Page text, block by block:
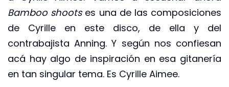
Bamboo shoots es una de las composiciones
de Cyrille en este disco, de ella y del
contrabajista Anning. Y según nos confiesan
acá hay algo de inspiración en esa gitanería
en tan singular tema. Es Cyrille Aimee.